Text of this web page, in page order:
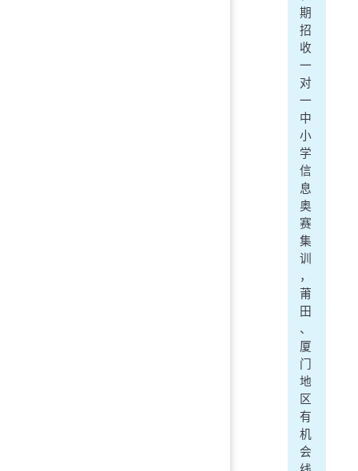
期
招
收
一
对
一
中
小
学
信
息
奥
赛
集
训
，
莆
田
、
厦
门
地
区
有
机
会